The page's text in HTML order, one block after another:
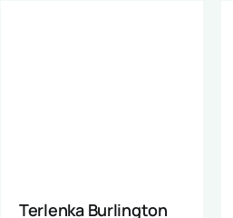
Terlenka Burlington